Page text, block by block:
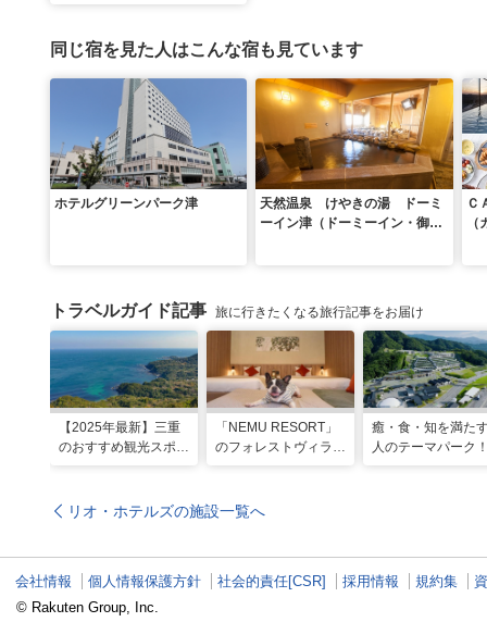
同じ宿を見た人はこんな宿も見ています
ホテルグリーンパーク津
天然温泉 けやきの湯 ドーミ
ーイン津（ドーミーイン・御宿
Ｃ
トラベルガイド記事 旅に行きたくなる旅行記事をお届け
【2025年最新】三重
のおすすめ観光スポッ
から絶景映えスポット
「NEMU RESORT」
のフォレストヴィラ
を
癒・食・知を満た
人のテーマパーク
リオ・ホテルズの施設一覧へ
会社情報 個人情報保護方針 社会的責任[CSR] 採用情報 規約集
© Rakuten Group, Inc.